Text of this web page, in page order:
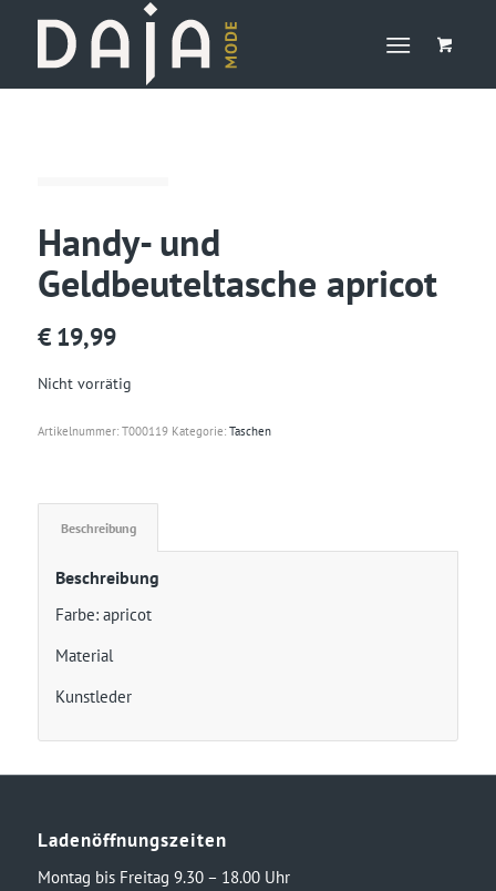
Handy- und
Geldbeuteltasche apricot
€ 19,99
Nicht vorrätig
Artikelnummer: T000119 Kategorie: Taschen
Beschreibung
Beschreibung
Farbe: apricot
Material
Kunstleder
Ladenöffnungszeiten
Montag bis Freitag 9.30 – 18.00 Uhr